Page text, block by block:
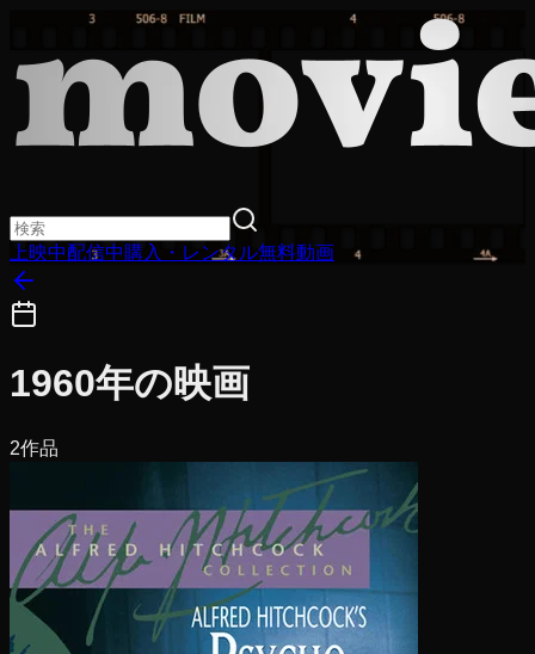
上映中配信中購入・レンタル無料動画
1960年の映画
2作品